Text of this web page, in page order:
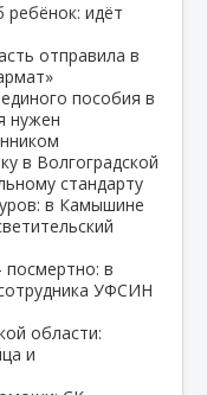
ребёнок: идёт
отправила в
пособия в
нужен
в Волгоградской
стандарту
в Камышине
в
УФСИН
области:
и